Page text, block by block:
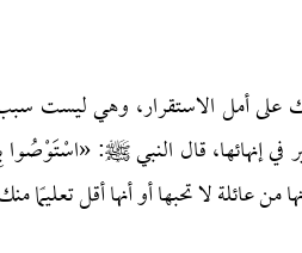
أمل الاستقرار، وهي ليست
في إنهائها، قال النبي ﷺ:
عائلة لا تحبها أو أنها أقل تعليمًا